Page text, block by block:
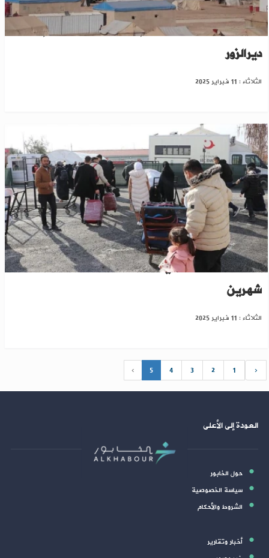
عشرات الأسر تغادر مخيم العريشة بالحسكة إلى
ديرالزور
الثلاثاء : 11 فبراير 2025
عبور 900 ألف سوري من المنافذ الحدودية خلال
شهرين
الثلاثاء : 11 فبراير 2025
‹
1
2
3
4
5
›
العودة إلى الأعلى
حول الخابور
سياسة الخصوصية
الشروط والأحكام
أخبار وتقارير